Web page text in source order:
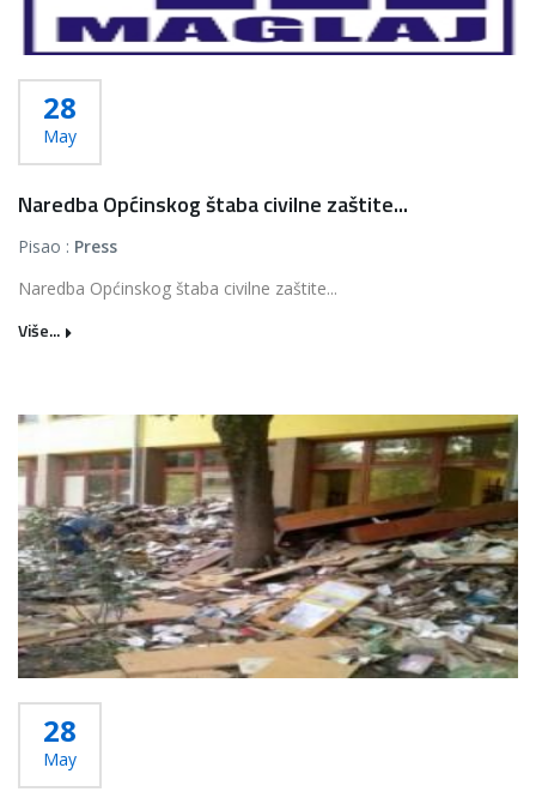
28
May
Naredba Općinskog štaba civilne zaštite...
Pisao : Press
Naredba Općinskog štaba civilne zaštite...
Više...
28
May